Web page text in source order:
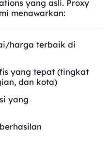
yang asli. Proxy
menawarkan:
harga terbaik di
yang tepat (tingkat
dan kota)
yang